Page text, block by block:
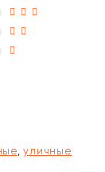
,уличные